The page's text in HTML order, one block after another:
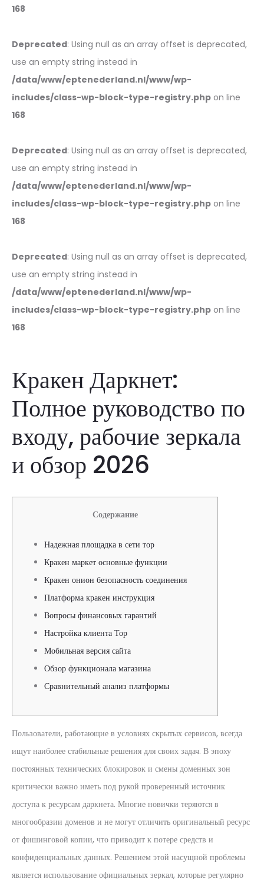
168
Deprecated: Using null as an array offset is deprecated,
use an empty string instead in
/data/www/eptenederland.nl/www/wp-
includes/class-wp-block-type-registry.php on line
168
Deprecated: Using null as an array offset is deprecated,
use an empty string instead in
/data/www/eptenederland.nl/www/wp-
includes/class-wp-block-type-registry.php on line
168
Deprecated: Using null as an array offset is deprecated,
use an empty string instead in
/data/www/eptenederland.nl/www/wp-
includes/class-wp-block-type-registry.php on line
168
Кракен Даркнет:
Полное руководство по
входу, рабочие зеркала
и обзор 2026
Содержание
Надежная площадка в сети тор
Кракен маркет основные функции
Кракен онион безопасность соединения
Платформа кракен инструкция
Вопросы финансовых гарантий
Настройка клиента Тор
Мобильная версия сайта
Обзор функционала магазина
Сравнительный анализ платформы
Пользователи, работающие в условиях скрытых сервисов, всегда
ищут наиболее стабильные решения для своих задач. В эпоху
постоянных технических блокировок и смены доменных зон
критически важно иметь под рукой проверенный источник
доступа к ресурсам даркнета. Многие новички теряются в
многообразии доменов и не могут отличить оригинальный ресурс
от фишинговой копии, что приводит к потере средств и
конфиденциальных данных. Решением этой насущной проблемы
является использование официальных зеркал, которые регулярно